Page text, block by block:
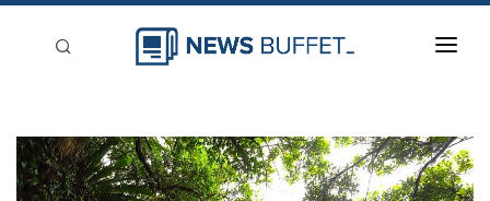
新聞稿分類
登入